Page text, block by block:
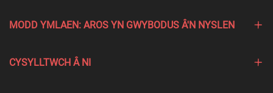
MODD YMLAEN: AROS YN GWYBODUS Â'N NYSLEN
CYSYLLTWCH Â NI